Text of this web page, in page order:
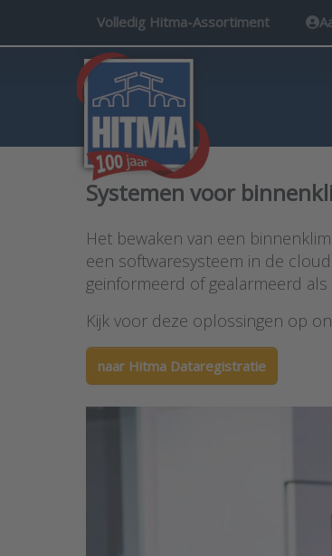
Volledig Hitma-Assortiment
Systemen voor
Het bewaken van een
een softwaresysteem in de
geinformeerd of gealarmeerd als
Kijk voor deze oplossingen op
naar Hitma Dataregistratie